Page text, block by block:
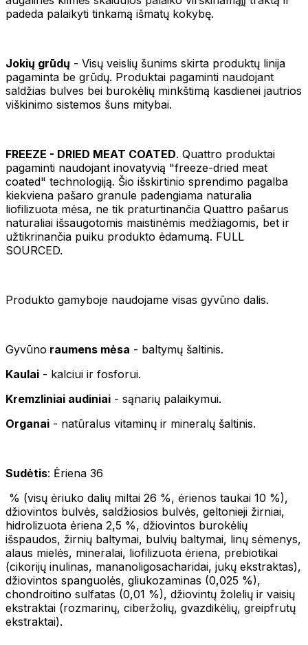
padeda palaikyti tinkamą išmatų kokybę.
Jokių grūdų - Visų veislių šunims skirta produktų linija
pagaminta be grūdų. Produktai pagaminti naudojant
saldžias bulves bei burokėlių minkštimą kasdienei jautrios
viškinimo sistemos šuns mitybai.
FREEZE - DRIED MEAT COATED. Quattro produktai
pagaminti naudojant inovatyvią "freeze-dried meat
coated" technologiją. Šio išskirtinio sprendimo pagalba
kiekviena pašaro granule padengiama naturalia
liofilizuota mėsa, ne tik praturtinančia Quattro pašarus
naturaliai išsaugotomis maistinėmis medžiagomis, bet ir
užtikrinančia puiku produkto ėdamumą. FULL
SOURCED.
Produkto gamyboje naudojame visas gyvūno dalis.
Gyvūno raumens mėsa - baltymų šaltinis.
Kaulai - kalciui ir fosforui.
Kremzliniai audiniai - sąnarių palaikymui.
Organai - natūralus vitaminų ir mineralų šaltinis.
Sudėtis: Ėriena 36
% (visų ėriuko dalių miltai 26 %, ėrienos taukai 10 %),
džiovintos bulvės, saldžiosios bulvės, geltonieji žirniai,
hidrolizuota ėriena 2,5 %, džiovintos burokėlių
išspaudos, žirnių baltymai, bulvių baltymai, linų sėmenys,
alaus mielės, mineralai, liofilizuota ėriena, prebiotikai
(cikorijų inulinas, mananoligosacharidai, jukų ekstraktas),
džiovintos spanguolės, gliukozaminas (0,025 %),
chondroitino sulfatas (0,01 %), džiovintų žolelių ir vaisių
ekstraktai (rozmarinų, ciberžolių, gvazdikėlių, greipfrutų
ekstraktai).